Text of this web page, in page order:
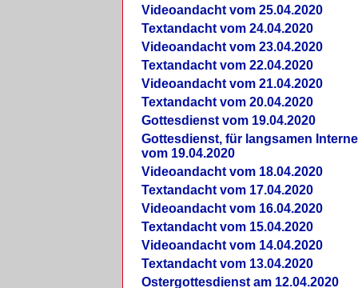
Videoandacht vom 25.04.2020
Textandacht vom 24.04.2020
Videoandacht vom 23.04.2020
Textandacht vom 22.04.2020
Videoandacht vom 21.04.2020
Textandacht vom 20.04.2020
Gottesdienst vom 19.04.2020
Gottesdienst, für langsamen
vom 19.04.2020
Videoandacht vom 18.04.2020
Textandacht vom 17.04.2020
Videoandacht vom 16.04.2020
Textandacht vom 15.04.2020
Videoandacht vom 14.04.2020
Textandacht vom 13.04.2020
Ostergottesdienst am 12.04.2020